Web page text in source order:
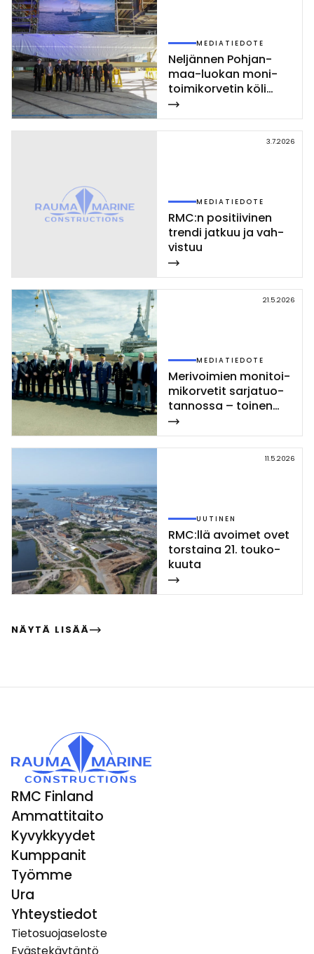
MEDIATIEDOTE
Nel­jän­nen Poh­jan­
maa-luo­kan mo­ni­
toi­mi­kor­ve­tin kö­li
las­ket­tiin Rau­mal­la
3.7.2026
MEDIATIEDOTE
RMC:n po­si­tii­vi­nen
tren­di jat­kuu ja vah­
vis­tuu
21.5.2026
MEDIATIEDOTE
Me­ri­voi­mien mo­ni­toi­
mi­kor­ve­tit sar­ja­tuo­
tan­nos­sa – toi­nen
Poh­jan­maa-luo­kan
kor­vet­ti las­ket­tiin ve­
sil­le Rau­mal­la
11.5.2026
UUTINEN
RMC:llä avoi­met ovet
tors­tai­na 21. tou­ko­
kuu­ta
NÄYTÄ LISÄÄ
RMC Finland
Ammattitaito
Kyvykkyydet
Kumppanit
Työmme
Ura
Yhteystiedot
Tietosuojaseloste